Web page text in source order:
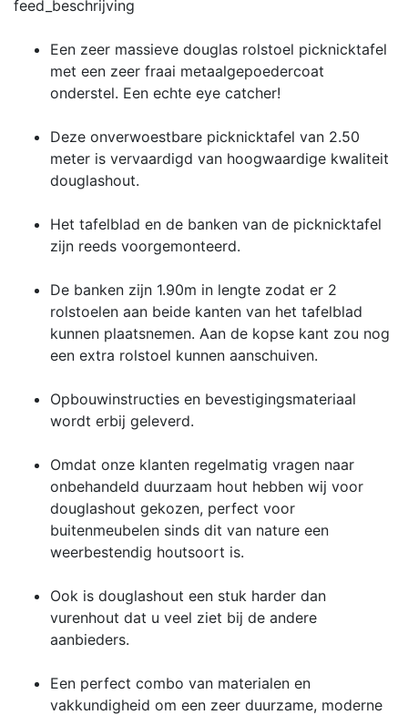
feed_beschrijving
Een zeer massieve douglas rolstoel picknicktafel
met een zeer fraai metaalgepoedercoat
onderstel. Een echte eye catcher!
Deze onverwoestbare picknicktafel van 2.50
meter is vervaardigd van hoogwaardige kwaliteit
douglashout.
Het tafelblad en de banken van de picknicktafel
zijn reeds voorgemonteerd.
De banken zijn 1.90m in lengte zodat er 2
rolstoelen aan beide kanten van het tafelblad
kunnen plaatsnemen. Aan de kopse kant zou nog
een extra rolstoel kunnen aanschuiven.
Opbouwinstructies en bevestigingsmateriaal
wordt erbij geleverd.
Omdat onze klanten regelmatig vragen naar
onbehandeld duurzaam hout hebben wij voor
douglashout gekozen, perfect voor
buitenmeubelen sinds dit van nature een
weerbestendig houtsoort is.
Ook is douglashout een stuk harder dan
vurenhout dat u veel ziet bij de andere
aanbieders.
Een perfect combo van materialen en
vakkundigheid om een zeer duurzame, moderne